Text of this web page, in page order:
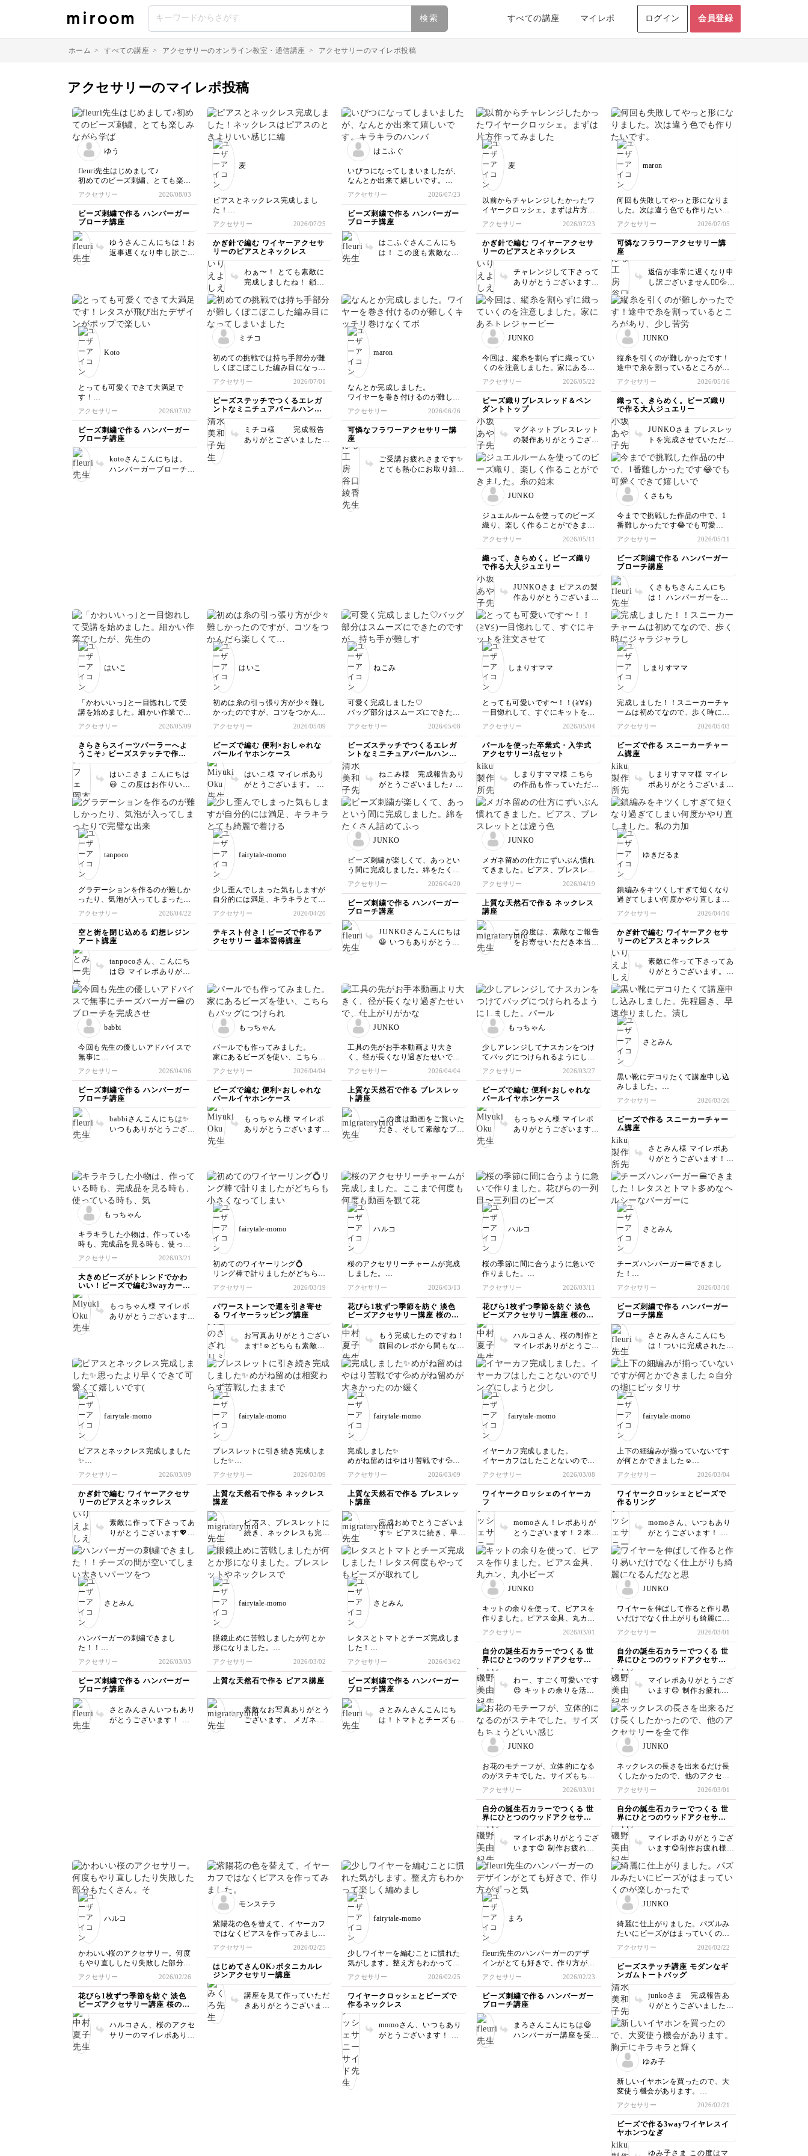
検索 すべての講座 マイレポ ログイン 会員登録
ホーム > すべての講座 > アクセサリーのオンライン教室・通信講座 > アクセサリーのマイレポ投稿
アクセサリーのマイレポ投稿
ゆう
fleuri先生はじめまして♪
初めてのビーズ刺繍、とても楽し
みながら学ばせてもらっていま
す。
いよいよブローチ仕上げの段階ま
で進み、あとは周りを縫うところ
ひとつ質問です！
具材の両側バランスが悪かったの
か、
フェルトを切ると左側がまるでか
る感じに付けたほうが良かったの
でしょうか？全体的にもご指導の
ほど宜しくお願いします。
アクセサリー 2026/08/03
ビーズ刺繍で作る ハンバーガー
ブローチ講座
ゆうさんこんにちは！お
返事遅くなり申し訳ござ
ルは先日のご質問で、お
答えしたような感じなの
ですが、全体的なバラン
スとしては、上手に作ら
るとなると、 写真をそ
あると良いかなぁと思っ
晴らしいですね✨️
麦
ピアスとネックレス完成しまし
た！
ネックレスはピアスのときよりい
い感じに編めたと思います。
今回教えていただいた基本を踏ま
えて、自分なりのアレンジも楽し
アクセサリー 2026/07/25
かぎ針で編む ワイヤーアクセサ
リーのピアスとネックレス
わぁ〜！ とても素敵に
完成しましたね！ 鎖編
と、コツもつかめて美し
く編めるようになると思
います。 ぜひぜひ、オ
リジナルの作品を楽しん
で下さいね♪
はこふぐ
いびつになってしまいましたが、
なんとか出来て嬉しいです。
キラキラのハンバーガー使うのが
楽しみです。
アクセサリー 2026/07/23
ビーズ刺繍で作る ハンバーガー
ブローチ講座
はこふぐさんこんにち
は！ この度も素敵なマ
系の装飾も丁寧に細かく
表現して下さっていて素
敵です！ キラキラで可
愛いです♪ ぜひ、本当の
撮っていただきたいと思
麦
以前からチャレンジしたかったワ
イヤークロッシェ。まずは片方作
ってみました。なかなかきれいに
仕上がりませんね…どうしてもワ
イヤーが緩みがちです。
もう片方を作る前に一度やり直そ
手持ちのビーズでも何度も練習し
て上達したいです！
アクセサリー 2026/07/23
かぎ針で編む ワイヤーアクセサ
リーのピアスとネックレス
チャレンジして下さって
ありがとうございます☺️
ますよ✨ ワイヤークロッ
シェ は、 編み目が緩く
なったり、揃っていなく
てもワイヤーの透け感が
ェ です❣️ たくさん編ん
でワイヤーに慣れてくる
出来るようになると思い
ます♪ 楽しんで下さいね
🎶
maron
何回も失敗してやっと形になりま
した。次は違う色でも作りたいで
す。
アクセサリー 2026/07/05
可憐なフラワーアクセサリー講
座
返信が非常に遅くなり申
し訳ございません🙇‍♀️💦
もともとワイヤーのねじ
り方がお上手でしたが、
メガネ留めも見違えるほ
ど上達なさいましたね😳
色の変更もイメージが変
わりますが、チューリッ
ますので例えば花びらを
尖らせたり、好みのお花
に合わせて花びらの形を
少し変えてみても楽しい
と思います！ ぜひチャ
レンジしてみてください
(* ᴗ͈ˬᴗ͈)”
Koto
とっても可愛くできて大満足で
す！
レタスが飛び出たデザインがポッ
プで楽しいですね♪
チーズの部分の端の方のパールが
足りなくてどう埋めるか悩みまし
先生の見本を見ると、そうなって
たのかぁぁと尊敬です。
ゴマのビーズが立ち上がらず、紐
アクセサリー 2026/07/02
ビーズ刺繍で作る ハンバーガー
ブローチ講座
kotoさんこんにちは。
ハンバーガーブローチ講
パンの形が変わってしま
うので、ある程度の糸の
見え方は仕方ないと思っ
ています！ でもとって
して鞄に付けられたら注
ミチコ
初めての挑戦では持ち手部分が難
しくぼこぼこした編み目になって
しまいました。どうしても上手く
作りたいと気合いが入り2回目に
て成功しました。コツをつかむと
何段目か忘れるほど楽しくなって
きました。めちゃくちゃ可愛いで
す。次はピンクで挑戦してみよう
と思います。ありがとうございま
した。
アクセサリー 2026/07/01
ビーズステッチでつくるエレガ
ントなミニチュアパールハンド
バッグ
ミチコ様 完成報告
ありがとございました！
maron
なんとか完成しました。
ワイヤーを巻き付けるのが難しく
キッチリ巻けなくてボワボワして
ます。
今回は手持ちの色で作りました
が、今度は色を作って挑戦しま
アクセサリー 2026/06/26
可憐なフラワーアクセサリー講
座
ご受講お疲れさまです✨
とても熱心にお取り組み
JUNKO
今回は、縦糸を割らずに織ってい
くのを注意しました。家にあるト
レジャービーズの中から色合わせ
を考えて作ってみました。特小ビ
ーズの縁飾りが可愛くて気に入っ
ています。
アクセサリー 2026/05/22
ビーズ織りブレスレッド＆ペン
ダントトップ
マグネットブレスレット
の製作ありがとうござい
っていただいたようで、
無事にタテ糸も引けてよ
かったです。写真ではベ
ースの色は紫に見えます
で！赤のラインも映えて
素敵です。縁飾りも気に
す❗️いくつも製作くださ
り、本当にありがとうご
ざいます💜
JUNKO
縦糸を引くのが難しかったです！
途中で糸を割っているところがあ
り、少し苦労しました。おそら
く、針先から拾っていたところだ
ったと思うのでそこは反省点で
す。ともあれ、無事に完成して満
アクセサリー 2026/05/16
織って、きらめく。ビーズ織り
で作る大人ジュエリー
JUNKOさま ブレスレッ
トを完成させていただ
した。 タテ糸引きはビ
ーズ織りの工程では重要
なポイントで、なかなか
初めてでは難しいところ
です。でも、仕上げても
らい嬉しいです。 これ
からも、ビーズ織りをよ
す。
JUNKO
ジュエルルームを使ってのビーズ
織り、楽しく作ることができまし
た。糸の始末が簡単なので、あっ
という間に仕立てることができま
した。
アクセサリー 2026/05/11
織って、きらめく。ビーズ織り
で作る大人ジュエリー
JUNKOさま ピアスの製
作ありがとうございまし
でいただけて嬉しいで
す！ぜひ、ほかの作品も
織ってもらえたら幸いで
くさもち
今までで挑戦した作品の中で、1
番難しかったです😂でも可愛く
できて嬉しいです🍔
先生の講座はとても分かりやすい
ので、今後、丸カンを付けてチャ
と嬉しいです。自己流でつける
と、なんだか仕上がりが悪い＆取
れてしまいそうで心配で😅
アクセサリー 2026/05/11
ビーズ刺繍で作る ハンバーガー
ブローチ講座
くさもちさんこんにち
は！ ハンバーガーを作
ございます🙇 今回のモ
チーフが一番難しかった
のですね！ でもバラン
とても可愛いです✨️ 講座
ざいます。 確かに丸カ
ンは少し不安になります
周ぐらいしているかもし
れないです。あと丸カン
を付けた後に、その丸カ
けたりもします。その方
が引っ張られる力が弱く
す！ ぜひやってみて下
さいね✨️ 講座でもご紹介
出来たら良いです。
はいこ
「かわいいっ｣と一目惚れして受
講を始めました。細かい作業でし
たが、先生の分かりやすい動画の
おかげでスムーズに編むことがで
きました♡プリンパフェは少し時
間がかかってしまったものの、全
部作りきることができて満足で
す！キラキラ☆のかわいいチャー
ムが完成しました^^
アクセサリー 2026/05/09
きらきらスイーツパーラーへよ
うこそ♪ ビーズステッチで作る
とっておきのチャーム講座
はいこさま こんにちは
😃 この度はお作りいた
ざいます。3点完成👏プ
リン🍮はパフェの中に入
っているもののしっかり
す。これから暑くなるシ
^_^
はいこ
初めは糸の引っ張り方が少々難し
かったのですが、コツをつかんだ
ら楽しくて…一気に編んでしまい
ました♡かわいく仕上がって嬉し
いです！手持ちのパールチェーン
を付けてパール感たっぷりにして
みたいです。ありがとうございま
した♪
アクセサリー 2026/05/09
ビーズで編む 便利×おしゃれな
パールイヤホンケース
はいこ様 マイレポあり
がとうございます。 テ
いうちはちょっと難しい
ですよね。 でも、キッ
トもお手持ちのビーズで
ールのストラップ良いで
てみてくださいね！ ご
受講ありがとうございま
ねこみ
可愛く完成しました♡
バッグ部分はスムーズにできたの
ですが、持ち手が難しすぎてとに
かく形になればよいという事にし
て自己流で編みました😂
次は図案通りに綺麗に編めるよう
頑張ります！
玉どめのやり方など初めて知る事
ばかりですごく勉強になりました
📚
アクセサリー 2026/05/08
ビーズステッチでつくるエレガ
ントなミニチュアパールハンド
バッグ
ねこみ様 完成報告あり
がとうございました♪ 持
難しい箇所ですね。 玉
留めなどビーズステッチ
技法に興味を持っていた
だきありがとうございま
しまりすママ
とっても可愛いです〜！！(≧∀≦)
一目惚れして、すぐにキットを注
文させていただきました！
作り方は簡単で、楽しんでサクサ
ク作ることができました。作り方
を覚えて、ビーズやパーツを変え
たら良いなと思いました！
クラシックのコンサートや、ディ
ナーのコース料理など、ちょっと
特別なお出かけの時に身につけよ
うと思います(^^)
ありがとうございました！
アクセサリー 2026/05/04
パールを使った卒業式・入学式
アクセサリー3点セット
しまりすママ様 こちら
の作品も作っていただき
ても素敵なお写真を撮っ
ていただき感激です あ
りがとうございます！！
特別なお出かけのおとも
いね♪
しまりすママ
完成しました！！スニーカーチャ
ームは初めてなので、歩く時にジ
ャラジャラしないか心配でした
が、全く気になりませんでした！
お出かけ先で、ふと足元を見た時
にキラキラしていて可愛くて、気
これからの季節、このスニーカー
でたくさん歩いて楽しく過ごした
いと思います。
制作の難易度は簡単で、ハンドメ
イド初心者さんや、しばらくハン
ドメイドから離れていた方にもオ
ススメだと思いました。
素敵な講座をありがとうございま
した！
アクセサリー 2026/05/03
ビーズで作る スニーカーチャー
ム講座
しまりすママ様 マイレ
ポありがとうございま
写真拝見して、すごく嬉
しいです✨ 並べ方、着け
方も素敵です！ ぜひ色
て下さいね♪ この度はあ
tanpoco
グラデーションを作るのが難しか
ったり、気泡が入ってしまったり
で完璧な出来とは言えません
が、、それでもこんなに綺麗な作
品が作れてとても楽しかったです
✨
アクセサリー 2026/04/22
空と街を閉じ込める 幻想レジン
アート講座
tanpocoさん、こんにち
は😊 マイレポありがと
綺麗なお空色てビックリ
しました！ お空のグラ
デーションもとてもお色
の混ざり合いが綺麗です
か取り除く事は難しいで
すが、お日様の光が当た
綺麗なんです✨ 是非お日
様の下でも眺めてみて下
さいね🎵 楽しみながら
制作頂き、ありがとうご
ざいました🥰
fairytale-momo
少し歪んでしまった気もしますが
自分的には満足、キラキラとても
綺麗で着けるのが楽しみです
(*^^*)
アクセサリー 2026/04/20
テキスト付き！ビーズで作るア
クセサリー 基本習得講座
JUNKO
ビーズ刺繍が楽しくて、あっとい
う間に完成しました。綿をたくさ
ん詰めてふっくらさせると可愛く
なるのがわかりました。次も楽し
みにしています。
アクセサリー 2026/04/20
ビーズ刺繍で作る ハンバーガー
ブローチ講座
JUNKOさんこんにちは
😃 いつもありがとうご
ガーのパンの部分がよい
塩梅な形になっていま
す。やはり綿を沢山詰め
ていただいたからかなと
思います😊 葉っぱの躍
の講座は来月撮影予定な
のですが、皆さんが大好
みにされていらして下さ
いね🪡
JUNKO
メガネ留めの仕方にずいぶん慣れ
てきました。ピアス、ブレスレッ
トとは違う色で作ったのですが、
合わせて使いたいです♪
アクセサリー 2026/04/19
上質な天然石で作る ネックレス
講座
この度は、素敵なご報告
をお寄せいただき本当に
メガネ留めにも慣れてこ
られたとのこと、丁寧に
積み重ねてこられたご様
子が伝わってきて、思わ
ました。 お写真もとて
も素敵で、ボタニカルな
のファブリックに載せて
撮影されているところ
に、作品への想いや世界
ていて感動しました✨✨
アクセサリーだけでな
で制作されたとのことで
すが、その組み合わせの
楽しさも感じられて、拝
色を変えて楽しむのも、
も、ご自身のペースでア
クセサリー作りを楽しん
でいただけたら嬉しいで
す。こうしてご感想をい
ただけたこと、心より感
謝しております。本当に
ありがとうございまし
ゆきだるま
鎖編みをキツくしすぎて短くなり
過ぎてしまい何度かやり直しまし
た。私の力加減ではゆったり編む
のが良いようでした。
アクセサリー 2026/04/10
かぎ針で編む ワイヤーアクセサ
リーのピアスとネックレス
素敵に作って下さってあ
りがとうございます。
はじめて？と思いますの
で、手加減が分からない
ですよね。 一度編むと
作ってみてくださいね。
babbi
今回も先生の優しいアドバイスで
無事に
チーズバーガー🍔のブローチを完
成させることができました♡
Fleuri先生ありがとうございます
🩷
全体のバランスが難しいので、
今度作る機会があればもう少し
バンズの形を気をつけて縦長にな
可愛いのでバッグなどに沢山つけ
たいです。
アクセサリー 2026/04/06
ビーズ刺繍で作る ハンバーガー
ブローチ講座
babbiさんこんにちは✨️
いつもありがとうござい
意外と全体のバランスが
難しいかもしれないです
ね。 私もいつも全体を
完成させた上で、そこか
ている気がします。 終
わりが分からない時もあ
いてから、また作品を見
てみます。そうすると以
前には見えなかった改善
んです😊 ハンバーガー
ショップで撮影して下さ
もっちゃん
パールでも作ってみました。
家にあるビーズを使い、こちらも
バッグにつけられるようフープを
カラビナに…
カードケースより手順が少なく、
早く作れてカワイイので、お友だ
♪
アクセサリー 2026/04/04
ビーズで編む 便利×おしゃれな
パールイヤホンケース
もっちゃん様 マイレポ
ありがとうございます！
かに蓋がない分早く仕上
げられますし、内袋を巾
着にすれば物を落としづ
らくなりますから、女性
す。 是非また様々な色
ポートありがとうござい
ました。
JUNKO
工具の先がお手本動画より大き
く、径が長くなり過ぎたせいで、
仕上がりがかなり長くなってしま
いました。が、アジャスターの金
具が長く入っていたので、手首に
二周する形で完成させました。メ
入れ忘れて何度かやり直しました
が、完成までたどり着きました。
アクセサリー 2026/04/04
上質な天然石で作る ブレスレッ
ト講座
この度は動画をご覧いた
だき、そして素敵なブレ
さったとのこと、とても
嬉しく拝見しました。
華やかで存在感のある仕
した🥰 何度かやり直し
私もパーツを飛ばしてや
でアレンジしていただけ
たことが、何より嬉しい
さんご愛用いただけます
ように✨ また作品づくり
しいです。 この度は本
当にありがとうございま
した🕊️
もっちゃん
少しアレンジしてナスカンをつけ
てバッグにつけられるようにしま
した。
パールでも作ってみようと思いま
す。
アクセサリー 2026/03/27
ビーズで編む 便利×おしゃれな
パールイヤホンケース
もっちゃん様 マイレポ
ありがとうございます。
から便利になりますね。
また、小袋をインしての
ご使用もナイスです。
パールの方も是非カスタ
みてください。 ありが
さとみん
黒い靴にデコりたくて講座申し込
みしました。
先程届き、早速作りました。
潰し玉とＵ字金具が少し難しかっ
たです。
スニーカーのおしゃれ楽しみたい
アクセサリー 2026/03/26
ビーズで作る スニーカーチャー
ム講座
さとみん様 マイレポあ
りがとうございます！
しいです♪ ぜひスニーカ
ーのおしゃれ、楽しんで
くださいね☆
もっちゃん
キラキラした小物は、作っている
時も、完成品を見る時も、使って
いる時も、気分が上がって癒され
ますね♪
アクセサリー 2026/03/21
大きめビーズがトレンドでかわ
いい！ビーズで編む3wayカード
ケース
もっちゃん様 マイレポ
ありがとうございます！
ださったなら、あとは形
を色々に変化させて、是
非オリジナルバッグを作
ってみてくださいね。
fairytale-momo
初めてのワイヤーリング💍
リング棒で計りましたがどちらも
小さくなってしまいました💦
ふんわりのほうは思うような模様
を作るのは難しく練習が必要です
がとても楽しく作れましたꉂ🤗
アクセサリー 2026/03/19
パワーストーンで運を引き寄せ
る ワイヤーラッピング講座
お写真ありがとうござい
ます!☺️どちらも素敵で
るので出来上がりはワン
サイズ小さくなります。
調整しながら作ってみて
ハルコ
桜のアクセサリーチャームが完成
しました。
ここまで何度も何度も動画を観て
花びらを作ったので、満足でいっ
ぱいですし嬉しいです。
本当に綺麗です。母にプレゼント
うございました😭
アクセサリー 2026/03/13
花びら1枚ずつ季節を紡ぐ 淡色
ビーズアクセサリー講座 桜のモ
チーフ
もう完成したのですね！
前回のレポから間もない
何度も作ってコツを掴ま
れたのでしょうね😊 お
母様もきっと喜んでくれ
ハルコ
桜の季節に間に合うように急いで
作りました。
花びらの一列目〜三列目のビーズ
が綺麗に揃わないところが難しか
ったです。
また急いでしまった為中央部分が
でも愛らしい桜が出来ました。先
生が「ネックレスにも〜」とお話
しされていたので、自分のアクセ
サリーにしようと思っています。
この次はチャームに挑戦します。
引き続きよろしくお願いいたしま
す。
アクセサリー 2026/03/11
花びら1枚ずつ季節を紡ぐ 淡色
ビーズアクセサリー講座 桜のモ
チーフ
ハルコさん、桜の制作と
マイレポありがとうござ
に合う様に頑張ってくだ
さって、私も嬉しいです
😊 花びらの作り始めは
ないように、余分な糸を
せん。(すでに試してい
たらすみません🙏) 参考
さとみん
チーズハンバーガー🍔できまし
た！
レタスとトマト多めなヘルシーな
バーガーになりました。もっとバ
ンズを増やして良かったなと思い
ました。最後のかがり縫い今回は
とうございました😊
アクセサリー 2026/03/10
ビーズ刺繍で作る ハンバーガー
ブローチ講座
さとみんさんこんにち
は！ついに完成されたの
まで見せて下さってあり
がとうございます！ 確
かにレタスとトマト多め
ので、ヘルシーだけど華
いますね。 ポップだけ
ど、どこか上品さもある
楽しまれて下さいね♪
fairytale-momo
ピアスとネックレス完成しました
✨
思ったより早くできて可愛くて嬉
しいです(*^^*)
ビーズを変えてまた作ってみたい
ですꉂ🤗
アクセサリー 2026/03/09
かぎ針で編む ワイヤーアクセサ
リーのピアスとネックレス
素敵に作って下さってあ
りがとうございます💖
るんですよね🤭 ぜひぜ
ひ、いろいろなビーズで
作って楽しんで下さい♪
fairytale-momo
ブレスレットに引き続き完成しま
した✨
めがね留めは相変わらず苦戦した
ままです🥹՞
ワイヤーが長い時はいいのですが
カットしてから根元に巻き付ける
数をこなすしかないと思います
が、完成してすごく嬉しいです
😆💕
ブラウンが作りたくてキットが無
く自分で材料揃えたこともあり凄
く思い入れがある作品になりまし
た(*^^*)
アクセサリー 2026/03/09
上質な天然石で作る ネックレス
講座
ピアス、ブレスレットに
続き、ネックレスも完成
作ってくださってとても
嬉しいです。 めがね留
め、やはり難しいですよ
ろは、最初は皆さん苦戦
の少し短めにカットし
て、丸ペンチで押さえる
けると、比較的きれいに
収まりやすいですよ😊
そして、ブラウンの作品
てくださったとのこ
と…！ そこまで思って
fairytale-momo
完成しました✨
めがね留めはやはり苦戦です💦
めがね留めが大きかったのか緩く
て手首からすり抜けそうなので少
しとこか減らして使いたいと思い
ます😊
アクセサリー 2026/03/09
上質な天然石で作る ブレスレッ
ト講座
完成おめでとうございま
す✨ ピアスに続き、早速
嬉しいです。 めがね留
め、最初は少し難しいで
すよね💦 でも回数を重
ようになりますよ😊 サ
とがありますよね。 少
んでくださいね。 作っ
てくださり、ありがとう
ございました✨
fairytale-momo
イヤーカフ完成しました。
イヤーカフはしたことないのでリ
ングにしようと少し長めにしたの
ですがちょっと小さくなってピン
キーリングくらいになりました
た❁⃘*.ﾟ
次はもう少し長めにしてリベンジ
してみますꉂ🤗
アクセサリー 2026/03/08
ワイヤークロッシェのイヤーカ
フ
momoさん！レポありが
とうございます！２本ど
上がっていますね💯 ワ
イヤークロッシェのイヤ
カフは、痛くなくとても
着けやすいので、馴染み
こと、是非試してみてく
ださい。 百貨店催事で
よー
fairytale-momo
上下の細編みが揃っていないです
が何とかできました☺️
自分の指にピッタリサイズで嬉し
いです✨次は違うビーズでゴール
ドでも作りたいですꉂ🤗
アクセサリー 2026/03/04
ワイヤークロッシェとビーズで
作るリング
momoさん、いつもあり
がとうございます！ わ
きっかけが『自分サイズ
の指輪を作りたい』でし
た。ビーズを入れずにワ
イヤーだけでもいいです
ねづけにもオススメで
す。 次はゴールドで是
非！春色アクセサリーを
作ってくださいね🌸
さとみん
ハンバーガーの刺繍できまし
た！！
チーズの間が空いてしまい大きい
パーツをつけました！トマトを増
やしていったら空間が埋まりまし
た！
アクセサリー 2026/03/03
ビーズ刺繍で作る ハンバーガー
ブローチ講座
さとみんさんいつもあり
がとうございます！ し
醐味なので楽しみましょ
うね🥰
fairytale-momo
眼鏡止めに苦戦しましたが何とか
形になりました。
ブレスレットやネックレスではも
っと練習して綺麗に出来るように
なりたいです☺️
アクセサリー 2026/03/02
上質な天然石で作る ピアス講座
素敵なお写真ありがとう
ございます。 メガネ留
ックレスやブレスレット
もぜひチャレンジしてみ
てください。 出来上が
披露目していただけたら
待っています☺️
さとみん
レタスとトマトとチーズ完成しま
した！
レタス何度もやってもビーズが取
れてしまったので教えて頂きほん
とに助かりました！
レタスレーンの下に縫い付けてし
ました。
トマトとレタスの間が空いてしま
いました。
どうすればいいでしょうか？
アクセサリー 2026/03/02
ビーズ刺繍で作る ハンバーガー
ブローチ講座
さとみんさんこんにち
は！トマトとチーズも完
JUNKO
キットの余りを使って、ピアスを
作りました。ピアス金具、丸カ
ン、丸小ビーズ4粒だけは家にあ
ったものを活用しました♪キット
の残りは、丸大ビーズとキーホル
ダー金具です。上手く活用できま
アクセサリー 2026/03/01
自分の誕生石カラーでつくる 世
界にひとつのウッドアクセサリ
ー
わー、すごく可愛いです
😍 キットの余りを活用
素晴らしいアイデア👍
こちらの作品までマイレ
ポしてくださってありが
とうございます。うれし
れ様でした。
JUNKO
ワイヤーを伸ばして作ると作り易
いだけでなく仕上がりも綺麗にな
るんだなと思いました。始末の際
の引っ張り具合も調整しないとい
けないことがわかりました。
アクセサリー 2026/03/01
自分の誕生石カラーでつくる 世
界にひとつのウッドアクセサリ
ー
マイレポありがとうござ
います😊 制作お疲れ様
に仕上げてくださり素晴
らしいです。 いろいろ
な気づきがあったのです
ね。これからの制作が、
す。
JUNKO
お花のモチーフが、立体的になる
のがステキでした。サイズもちょ
うどいい感じです♪
アクセサリー 2026/03/01
自分の誕生石カラーでつくる 世
界にひとつのウッドアクセサリ
ー
マイレポありがとうござ
います😊 制作お疲れ様
仕上げてくださり、とて
も嬉しいです。 これか
らの季節、手元のおしゃ
JUNKO
ネックレスの長さを出来るだけ長
くしたかったので、他のアクセサ
リーを全て作成した後に長さを追
加して完成させました。とても軽
いので驚きました。
アクセサリー 2026/03/01
自分の誕生石カラーでつくる 世
界にひとつのウッドアクセサリ
ー
マイレポありがとうござ
います😊制作お疲れ様で
最後に仕上げられたので
すね！素晴らしい工夫で
す。 軽いのは、ウッド
ビーズの最大の特徴で、
さが際立ったのだと思い
ます。気づいてくださっ
終日つけていても快適だ
と思います😊
ハルコ
かわいい桜のアクセサリー。何度
もやり直ししたり失敗した部分も
たくさん。
それでも6枚の花びらは綺麗で気
分が上がりました。次はチャーム
に挑戦です。
アクセサリー 2026/02/26
花びら1枚ずつ季節を紡ぐ 淡色
ビーズアクセサリー講座 桜のモ
チーフ
ハルコさん、桜のアクセ
サリーのマイレポありが
モンステラ
紫陽花の色を替えて、イヤーカフ
ではなくピアスを作ってみまし
た。
アクセサリー 2026/02/25
はじめてさんOK♪ボタニカルレ
ジンアクセサリー講座
講座を見て作っていただ
きありがとうございます
fairytale-momo
少しワイヤーを編むことに慣れた
気がします。整え方もわかって楽
しく編めましたꉂ🤗
アクセサリー 2026/02/25
ワイヤークロッシェとビーズで
作るネックレス
momoさん、いつもあり
がとうございます！ そ
まろ
fleuri先生のハンバーガーのデザ
インがとても好きで、作り方がず
っと気になっていたので、今回こ
の講座が開講されてとても嬉しか
ったです！
ショートケーキよりもビーズで埋
て楽になるかな？と思ったのです
が具の部分のバランス感が難しか
ったです。
バンズが小さかったのか中の面積
アクセサリー 2026/02/23
ビーズ刺繍で作る ハンバーガー
ブローチ講座
まろさんこんにちは😃
ハンバーガー講座を受講
JUNKO
綺麗に仕上がりました。パズルみ
たいにビーズがはまっていくのが
楽しかったです♪
アクセサリー 2026/02/22
ビーズステッチ講座 モダンなギ
ンガムトートバッグ
junkoさま 完成報告あ
りがとうございました😊
面がぴったりパズルのよ
うにハマると気持ちがい
いですよね。 お疲れ様
でした♪
ゆみ子
新しいイヤホンを買ったので、大
変使う機会があります。
胸元にキラキラと輝くので、オシ
ャレ感がまします！
アクセサリー 2026/02/21
ビーズで作る3wayワイヤレスイ
ヤホンつなぎ
ゆみ子さま この度はマ